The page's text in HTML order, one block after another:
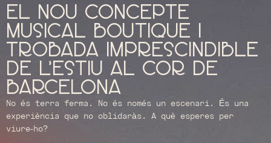
El nou concepte
musical boutique i
trobada imprescindible
de l'estiu al cor de
barcelona
No és terra ferma. No és només un escenari. És una
experiència que no oblidaràs. A què esperes per
viure-ho?